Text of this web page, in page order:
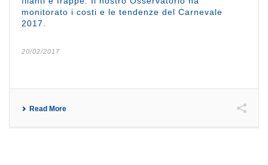
monitorato i costi e le tendenze del Carnevale
2017.
20/02/2017
Read More